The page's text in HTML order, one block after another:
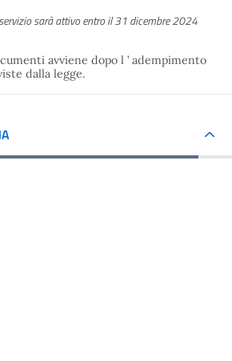
sarà attivo entro il 31 dicembre 2024
avviene dopo l ’ adempimento
dalla legge.